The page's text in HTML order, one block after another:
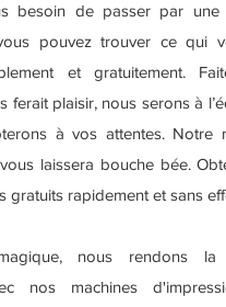
besoin de passer par une
pouvez trouver ce qui
et gratuitement.
ferait plaisir, nous serons à
à vos attentes. Notre
laissera bouche bée.
gratuits rapidement et sans
nous rendons la
nos machines